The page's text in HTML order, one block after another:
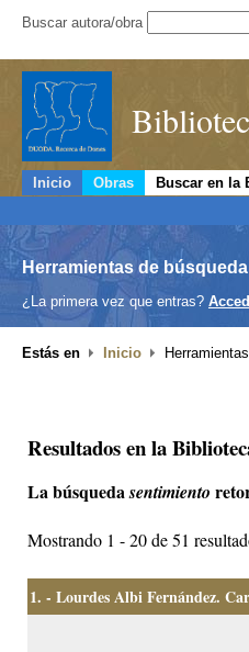
Buscar autora/obra
Inicio Obras Buscar en la
Herramientas de búsqueda
¿La primera vez que entras?
Estás en Inicio
Resultados en la
La búsquedasentimiento
Mostrando 1 - 20 de 51
1. - Lourdes Albi Fernández.